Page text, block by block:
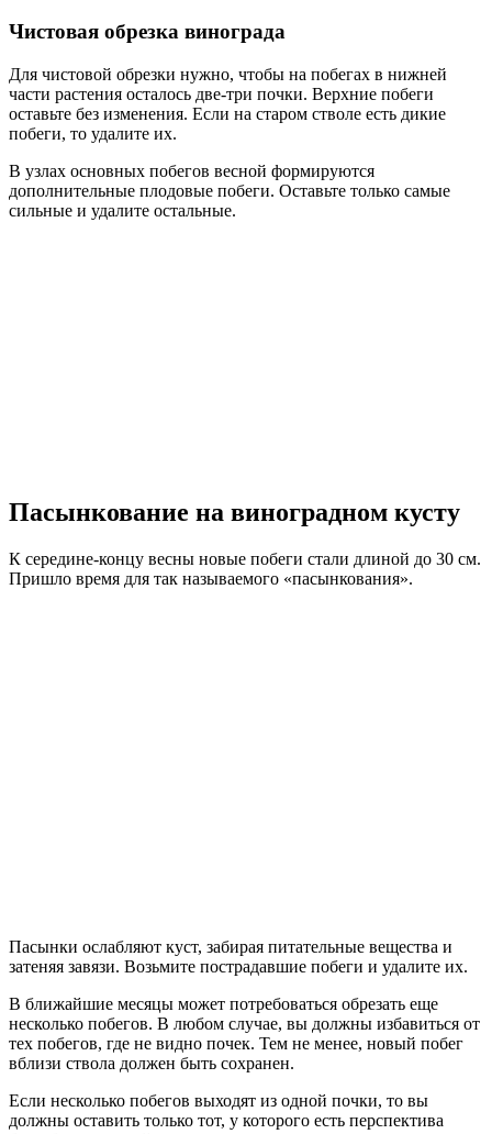
Чистовая обрезка винограда
Для чистовой обрезки нужно, чтобы на побегах в нижней
части растения осталось две-три почки. Верхние побеги
оставьте без изменения. Если на старом стволе есть дикие
побеги, то удалите их.
В узлах основных побегов весной формируются
дополнительные плодовые побеги. Оставьте только самые
сильные и удалите остальные.
Пасынкование на виноградном кусту
К середине-концу весны новые побеги стали длиной до 30 см.
Пришло время для так называемого «пасынкования».
Пасынки ослабляют куст, забирая питательные вещества и
затеняя завязи. Возьмите пострадавшие побеги и удалите их.
В ближайшие месяцы может потребоваться обрезать еще
несколько побегов. В любом случае, вы должны избавиться от
тех побегов, где не видно почек. Тем не менее, новый побег
вблизи ствола должен быть сохранен.
Если несколько побегов выходят из одной почки, то вы
должны оставить только тот, у которого есть перспектива